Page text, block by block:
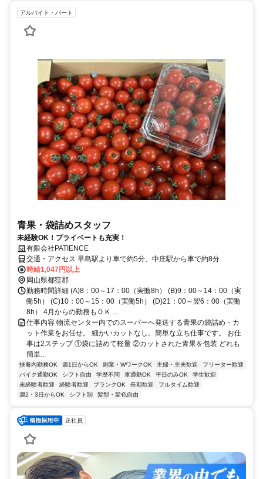
アルバイト・パート
青果・袋詰めスタッフ
未経験OK！プライベートも充実！
有限会社PATIENCE
交通・アクセス 早島駅より車で約5分、中庄駅から車で約8分
時給1,047円以上
岡山県都窪郡
勤務時間詳細 (A)8：00～17：00（実働8h） (B)9：00～14：00（実
働5h） (C)10：00～15：00（実働5h） (D)21：00～翌6：00（実働
8h） 4月からの勤務もＯＫ ...
仕事内容 物流センター内でのスーパーへ発送する青果の袋詰め・カ
ット作業をお任せ。 細かいカットなし。簡単な立ち仕事です。 お仕
事は2ステップ ①袋に詰めて軽量 ②カットされた青果を包装 どれも
簡単...
扶養内勤務OK 週1日からOK 副業・WワークOK 主婦・主夫歓迎
フリーター歓迎
バイク通勤OK
シフト自由 学歴不問 車通勤OK 平日のみOK
学生歓迎
未経験者歓迎
経験者歓迎 ブランクOK 長期歓迎
フルタイム歓迎
週2・3日からOK
シフト制 髪型・髪色自由
正社員